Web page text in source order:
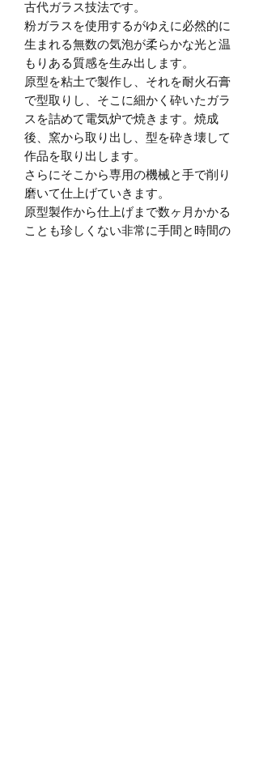
古代ガラス技法です。
粉ガラスを使用するがゆえに必然的に
生まれる無数の気泡が柔らかな光と温
もりある質感を生み出します。
原型を粘土で製作し、それを耐火石膏
で型取りし、そこに細かく砕いたガラ
スを詰めて電気炉で焼きます。焼成
後、窯から取り出し、型を砕き壊して
作品を取り出します。
さらにそこから専用の機械と手で削り
磨いて仕上げていきます。
原型製作から仕上げまで数ヶ月かかる
ことも珍しくない非常に手間と時間の